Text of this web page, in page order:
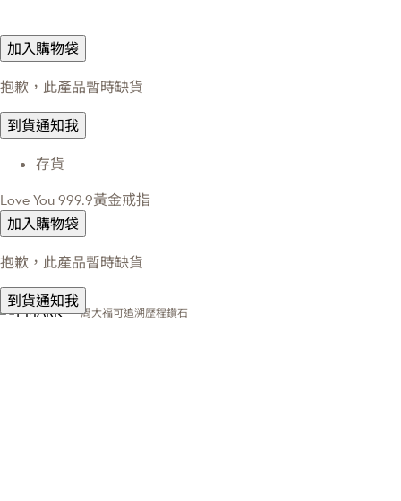
加入購物袋
抱歉，此產品暫時缺貨
到貨通知我
存貨
Love You 999.9黃金戒指
加入購物袋
抱歉，此產品暫時缺貨
到貨通知我
周大福可追溯歷程鑽石